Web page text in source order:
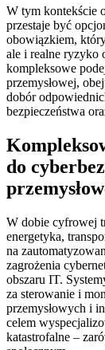
W tym kontekście
przestaje być
obowiązkiem,
ale i realne ryzyko
kompleksowe
przemysłowej,
dobór
bezpieczeństwa
do
W dobie cyfrowej
energetyka,
na
zagrożenia
obszaru IT.
za sterowanie i
przemysłowych i
celem
katastrofalne –